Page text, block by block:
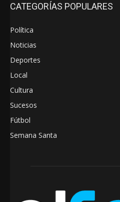
CATEGORÍAS POPULARES
Política
Noticias
Deportes
Local
Cultura
Sucesos
Fútbol
Semana Santa